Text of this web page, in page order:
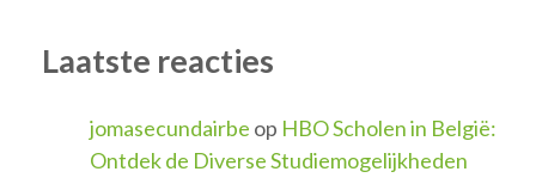
Laatste reacties
jomasecundairbe op HBO Scholen in België:
Ontdek de Diverse Studiemogelijkheden